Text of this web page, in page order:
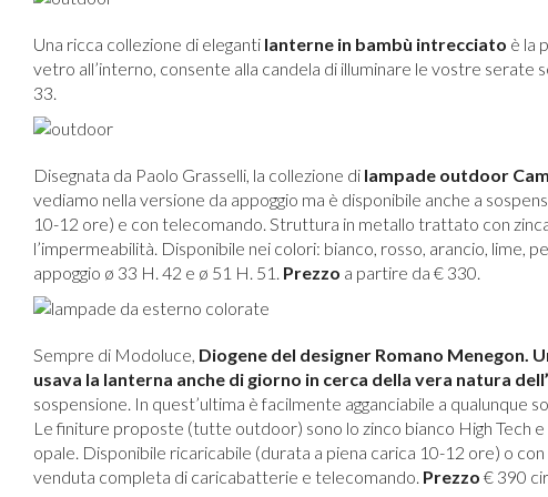
Una ricca collezione di eleganti lanterne in bambù intrecciato è la
vetro all’interno, consente alla candela di illuminare le vostre serate
33.
Disegnata da Paolo Grasselli, la collezione di lampade outdoor
vediamo nella versione da appoggio ma è disponibile anche a
10-12 ore) e con telecomando. Struttura in metallo trattato con
l’impermeabilità. Disponibile nei colori: bianco, rosso, arancio, lime,
appoggio ø 33 H. 42 e ø 51 H. 51. Prezzo a partire da € 330.
Sempre di Modoluce, Diogene del designer Romano Menegon.
usava la lanterna anche di giorno in cerca della vera natura
sospensione. In quest’ultima è facilmente agganciabile a qualunque
Le finiture proposte (tutte outdoor) sono lo zinco bianco High Tech
opale. Disponibile ricaricabile (durata a piena carica 10-12 ore) o
venduta completa di caricabatterie e telecomando. Prezzo € 390